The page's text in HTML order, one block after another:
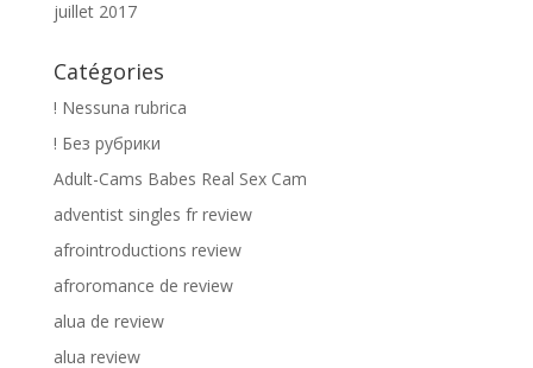
juillet 2017
Catégories
! Nessuna rubrica
! Без рубрики
Adult-Cams Babes Real Sex Cam
adventist singles fr review
afrointroductions review
afroromance de review
alua de review
alua review